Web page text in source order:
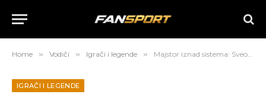
Home » Vodiči » Igrači i legende » Majstor iznad sistema: Sveobuhvatna studija o fudbalskom geniju Dejana Savićevića
IGRAČI I LEGENDE